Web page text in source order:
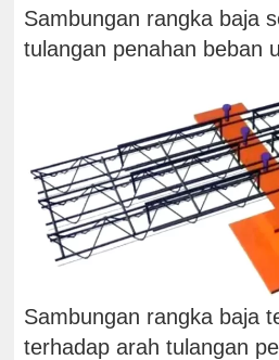
Sambungan rangka baja
tulangan penahan beban
Sambungan rangka baja
terhadap arah tulangan